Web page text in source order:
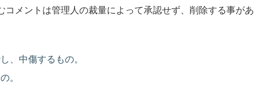
コメントは管理人の裁量によって承認せず、削除する事があ
、中傷するもの。
。